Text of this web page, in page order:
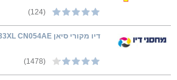
(124)
דיו מקורי סיאן HP 933XL CN054AE
(1478)